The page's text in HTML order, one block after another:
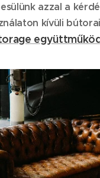
azzal a
kívüli